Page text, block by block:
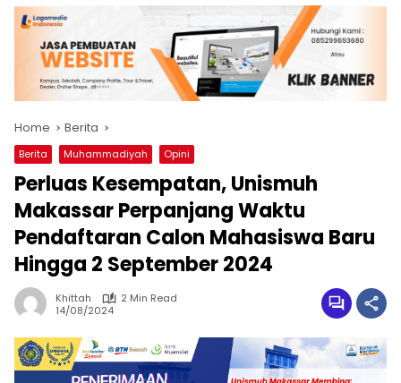
Home Berita
Berita Muhammadiyah Opini
Perluas Kesempatan, Unismuh
Makassar Perpanjang Waktu
Pendaftaran Calon Mahasiswa Baru
Hingga 2 September 2024
Khittah
2 Min Read
14/08/2024